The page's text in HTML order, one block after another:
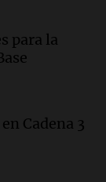
con
tres
para la
Cadena 3